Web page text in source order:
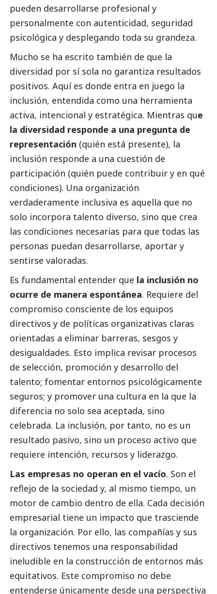
pueden desarrollarse profesional y
personalmente con autenticidad, seguridad
psicológica y desplegando toda su grandeza.
Mucho se ha escrito también de que la
diversidad por sí sola no garantiza resultados
positivos. Aquí es donde entra en juego la
inclusión, entendida como una herramienta
activa, intencional y estratégica. Mientras que
la diversidad responde a una pregunta de
representación (quién está presente), la
inclusión responde a una cuestión de
participación (quién puede contribuir y en qué
condiciones). Una organización
verdaderamente inclusiva es aquella que no
solo incorpora talento diverso, sino que crea
las condiciones necesarias para que todas las
personas puedan desarrollarse, aportar y
sentirse valoradas.
Es fundamental entender que la inclusión no
ocurre de manera espontánea. Requiere del
compromiso consciente de los equipos
directivos y de políticas organizativas claras
orientadas a eliminar barreras, sesgos y
desigualdades. Esto implica revisar procesos
de selección, promoción y desarrollo del
talento; fomentar entornos psicológicamente
seguros; y promover una cultura en la que la
diferencia no solo sea aceptada, sino
celebrada. La inclusión, por tanto, no es un
resultado pasivo, sino un proceso activo que
requiere intención, recursos y liderazgo.
Las empresas no operan en el vacío. Son el
reflejo de la sociedad y, al mismo tiempo, un
motor de cambio dentro de ella. Cada decisión
empresarial tiene un impacto que trasciende
la organización. Por ello, las compañías y sus
directivos tenemos una responsabilidad
ineludible en la construcción de entornos más
equitativos. Este compromiso no debe
entenderse únicamente desde una perspectiva